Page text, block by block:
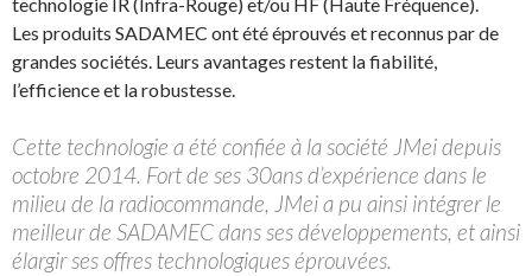
technologie IR (Infra-Rouge) et/ou HF (Haute Fréquence).
Les produits SADAMEC ont été éprouvés et reconnus par de
grandes sociétés. Leurs avantages restent la fiabilité,
l’efficience et la robustesse.
Cette technologie a été confiée à la société JMei depuis
octobre 2014. Fort de ses 30ans d’expérience dans le
milieu de la radiocommande, JMei a pu ainsi intégrer le
meilleur de SADAMEC dans ses développements, et ainsi
élargir ses offres technologiques éprouvées.